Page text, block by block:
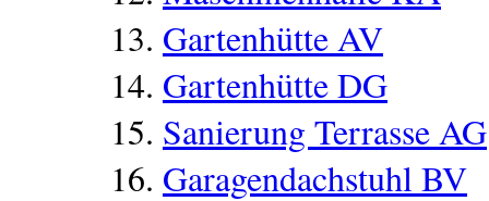
Gartenhütte AV
Gartenhütte DG
Sanierung Terrasse AG
Garagendachstuhl BV